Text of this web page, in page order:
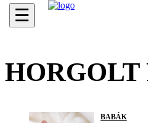
☰
HORGOLT
BABÁK